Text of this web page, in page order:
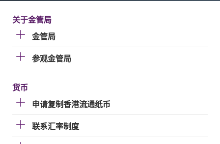
关于金管局
金管局
参观金管局
货币
申请复制香港流通纸币
联系汇率制度